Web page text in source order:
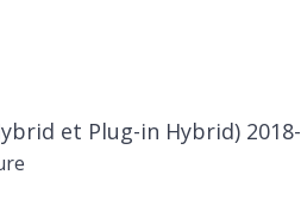
et Plug-in Hybrid) 2018-